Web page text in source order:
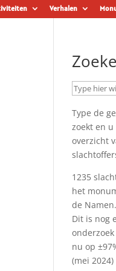
Verhalen
Type de
zoekt en
overzicht
1235
het
de Namen.
Dit is nog
nu op
(mei 2024)